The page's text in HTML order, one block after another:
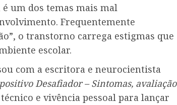
um dos temas mais mal
Frequentemente
o transtorno carrega estigmas que
escolar.
com a escritora e neurocientista
Desafiador – Sintomas, avaliação
e vivência pessoal para lançar